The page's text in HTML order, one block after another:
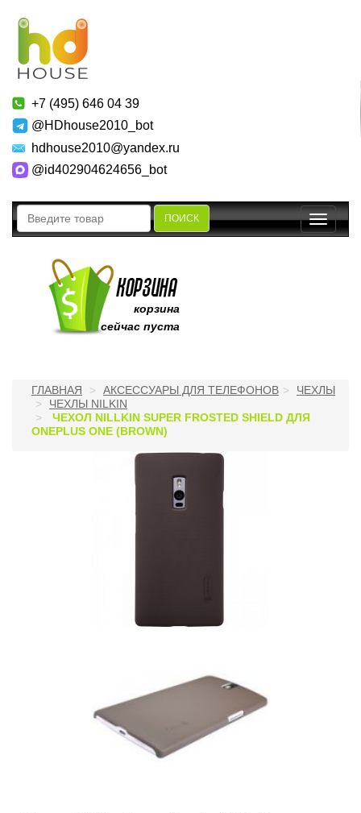
+7 (495) 646 04 39
@HDhouse2010_bot
hdhouse2010@yandex.ru
@id402904624656_bot
ПОИСК
Toggle
корзина
сейчас пуста
ГЛАВНАЯ АКСЕССУАРЫ ДЛЯ ТЕЛЕФОНОВ
ЧЕХЛЫ
ЧЕХЛЫ NILKIN
ЧЕХОЛ NILLKIN SUPER FROSTED SHIELD ДЛЯ
ONEPLUS ONE (BROWN)